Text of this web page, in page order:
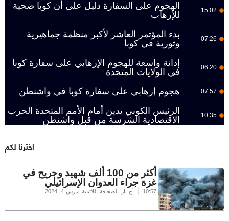
15:02
الهجوم على السفارة دليل على أن كوبا ضحية
للإرهاب
07:26
بدء المؤتمر العاشر لأكبر منظمة جماهيرية
وثورية في كوبا
06:20
إدانة واسعة للهجوم الإرهابي على سفارة كوبا
في الولايات المتحدة
07:57 هجوم إرهابي على سفارة كوبا في واشنطن
10:35
الرئيس الكوبي يدين أمام الأمم المتحدة الحرب
الاقتصادية الشرسة من قبل واشنطن
اخترنا لكم
أكثر من 100 ألف شهيد وجريح في
غزة جراء العدوان الإسرائيلي
10:57 أخ بار الصحافة اللاتينية مارس 4, 2024